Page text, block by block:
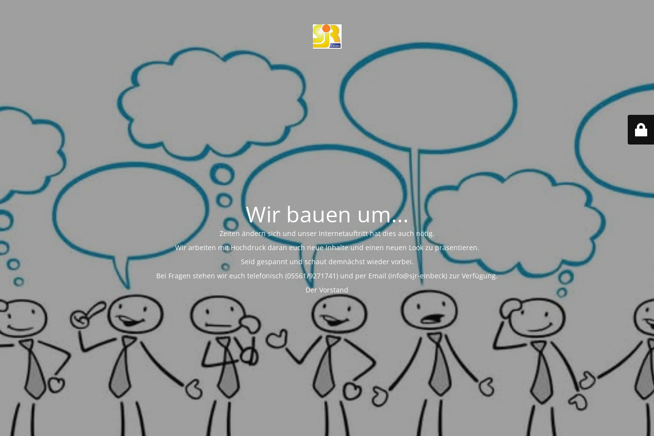
Wir bauen um...
Zeiten ändern sich und unser Internetauftritt hat dies auch nötig.
Wir arbeiten mit Hochdruck daran euch neue Inhalte und einen neuen Look zu präsentieren.
Seid gespannt und schaut demnächst wieder vorbei.
Bei Fragen stehen wir euch telefonisch (05561/9271741) und per Email (info@sjr-einbeck) zur Verfügung.
Der Vorstand